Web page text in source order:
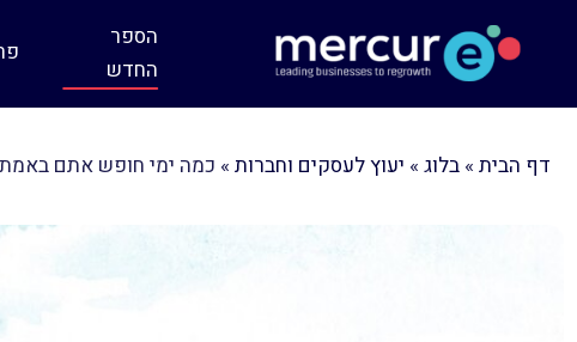
הספר
החדש
דף הבית » בלוג » יעוץ לעסקים וחברות » כמה ימי חופש אתם באמת